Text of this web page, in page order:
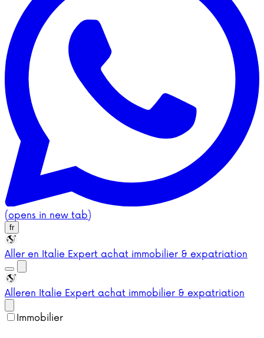
(opens in new tab)
fr
Aller en Italie Expert achat immobilier & expatriation
Alleren Italie Expert achat immobilier & expatriation
Immobilier